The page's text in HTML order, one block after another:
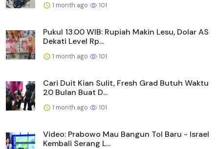
1 month ago 101
Pukul 13.00 WIB: Rupiah Makin Lesu, Dolar AS
Dekati Level Rp...
1 month ago 101
Cari Duit Kian Sulit, Fresh Grad Butuh Waktu
20 Bulan Buat D...
1 month ago 101
Video: Prabowo Mau Bangun Tol Baru - Israel
Kembali Serang L...